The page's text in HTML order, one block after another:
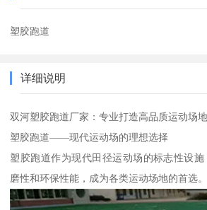
塑胶跑道
详细说明
双河塑胶跑道厂家：专业打造高品质运动场地
塑胶跑道——现代运动场的理想选择
塑胶跑道作为现代田径运动场的标志性设
磨性和环保性能，成为各类运动场地的首选。